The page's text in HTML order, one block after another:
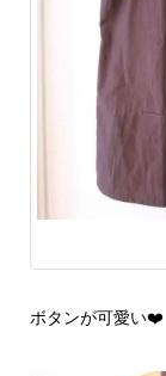
ボタンが可愛い❤️